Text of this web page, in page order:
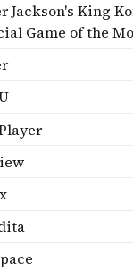
Jackson's King
Game of the